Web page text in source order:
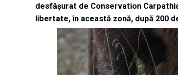
desfășurat de Conservation
libertate, în această zonă, după 200